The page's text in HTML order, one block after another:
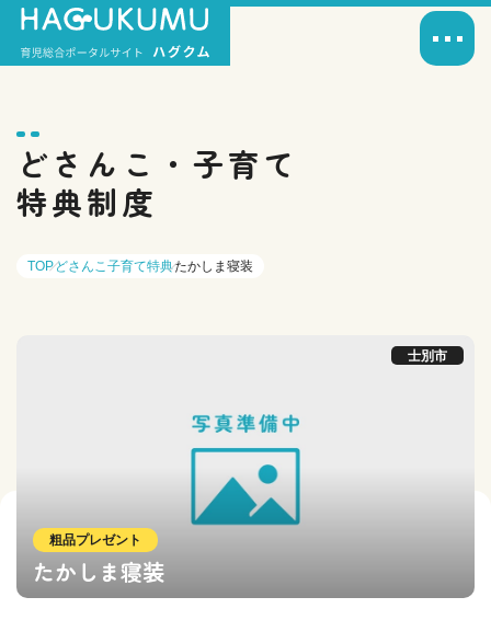
どさんこ・子育て
特典制度
TOPどさんこ子育て特典たかしま寝装
士別市
粗品プレゼント
たかしま寝装